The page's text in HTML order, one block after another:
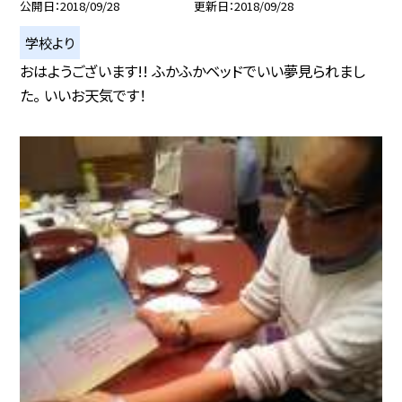
公開日 2018/09/28 更新日 2018/09/28
学校より
おはようございます!! ふかふかベッドでいい夢見られまし
た。 いいお天気です！